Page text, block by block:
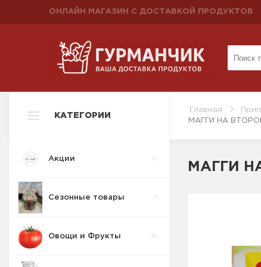
ОНЛАЙН МАГАЗИН С ДОСТАВКОЙ ПРОДУКТОВ
Главная
МАГГИ НА
КАТЕГОРИИ
Акции 13
Сезонные товары
Овощи и Фрукты 95
МАГГИ